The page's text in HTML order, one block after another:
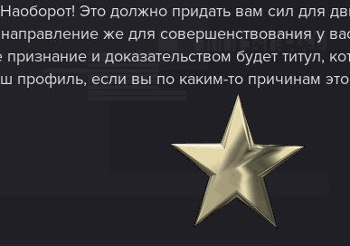
Это должно придать вам сил для
же для совершенствования у
и доказательством будет титул,
профиль, если вы по каким-то причинам